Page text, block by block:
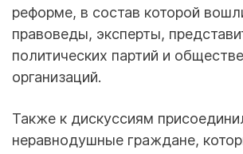
реформе, в состав которой
правоведы, эксперты,
политических партий и
организаций.
Также к дискуссиям
неравнодушные граждане,